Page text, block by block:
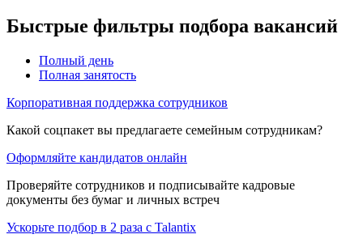
Быстрые фильтры подбора вакансий
Полный день
Полная занятость
Корпоративная поддержка сотрудников
Какой соцпакет вы предлагаете семейным сотрудникам?
Оформляйте кандидатов онлайн
Проверяйте сотрудников и подписывайте кадровые
документы без бумаг и личных встреч
Ускорьте подбор в 2 раза с Talantix